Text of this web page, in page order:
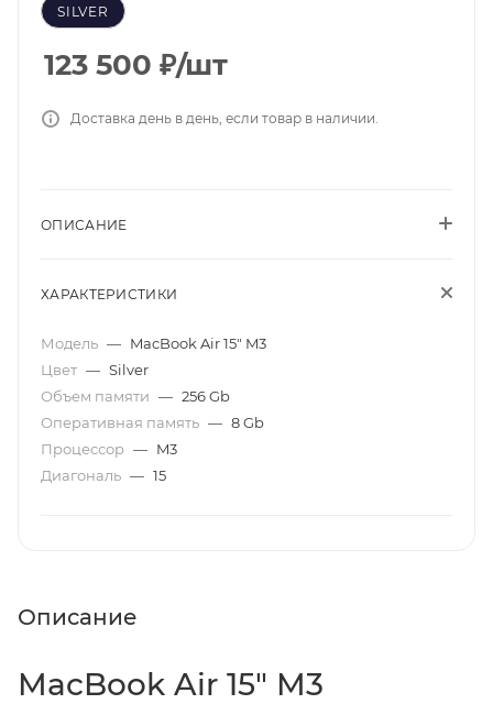
SILVER
123 500 ₽/шт
Доставка день в день, если товар в наличии.
ОПИСАНИЕ
ХАРАКТЕРИСТИКИ
Модель — MacBook Air 15" M3
Цвет — Silver
Объем памяти — 256 Gb
Оперативная память — 8 Gb
Процессор — M3
Диагональ — 15
Описание
MacBook Air 15" M3